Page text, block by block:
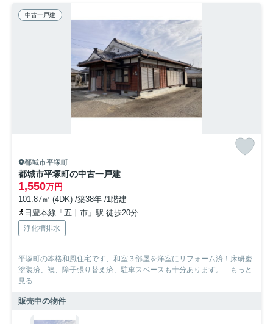
中古一戸建
都城市平塚町
都城市平塚町の中古一戸建
1,550万円
101.87㎡ (4DK) /築38年 /1階建
日豊本線「五十市」駅 徒歩20分
浄化槽排水
平塚町の本格和風住宅です、和室３部屋を洋室にリフォーム済！床研磨
塗装済、襖、障子張り替え済、駐車スペースも十分あります。... もっと
見る
販売中の物件